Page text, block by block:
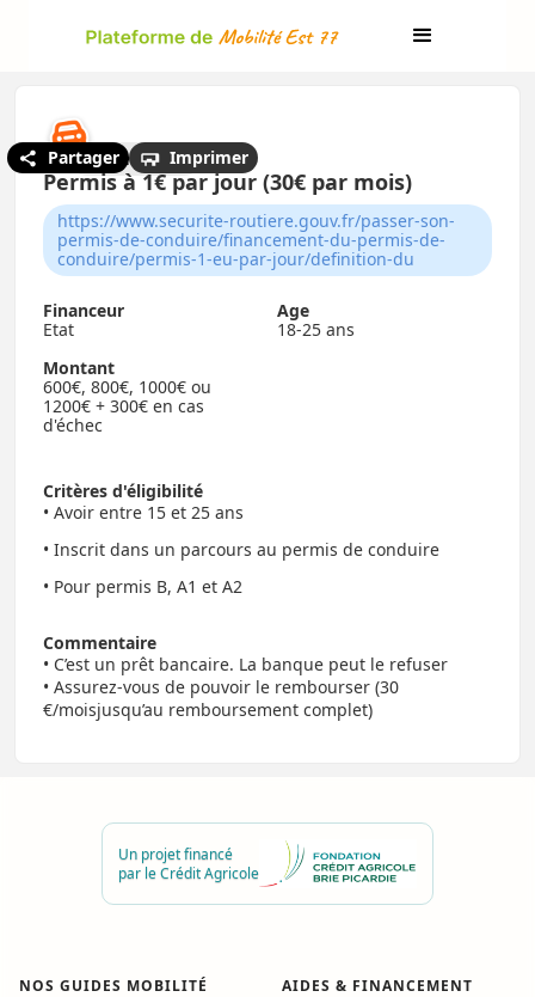
← Mes aides
Permis à 1€ par jour (30€ par mois)
https://www.securite-routiere.gouv.fr/passer-son-
permis-de-conduire/financement-du-permis-de-
conduire/permis-1-eu-par-jour/definition-du
Partager Imprimer
Financeur
Etat
Age
18-25 ans
Montant
600€, 800€, 1000€ ou
1200€ + 300€ en cas
d'échec
Critères d'éligibilité
• Avoir entre 15 et 25 ans
• Inscrit dans un parcours au permis de conduire
• Pour permis B, A1 et A2
Commentaire
• C’est un prêt bancaire. La banque peut le refuser
• Assurez-vous de pouvoir le rembourser (30
€/moisjusqu’au remboursement complet)
Un projet financé
par le Crédit Agricole
NOS GUIDES MOBILITÉ AIDES & FINANCEMENT